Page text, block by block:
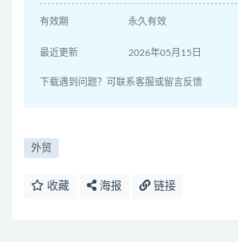
有效期 永久有效
最近更新 2026年05月15日
下载遇到问题？可联系客服或留言反馈
外贸
收藏 海报 链接